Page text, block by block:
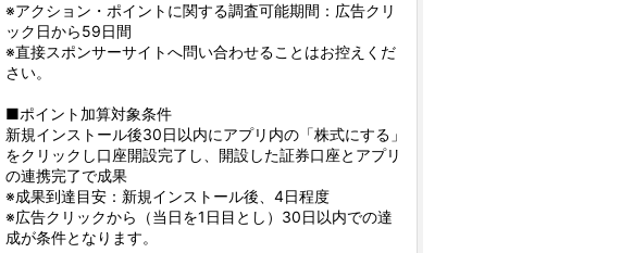
※アクション・ポイントに関する調査可能期間：広告クリ
ック日から59日間
※直接スポンサーサイトへ問い合わせることはお控えくだ
さい。
■ポイント加算対象条件
新規インストール後30日以内にアプリ内の「株式にする」
をクリックし口座開設完了し、開設した証券口座とアプリ
の連携完了で成果
※成果到達目安：新規インストール後、4日程度
※広告クリックから（当日を1日目とし）30日以内での達
成が条件となります。